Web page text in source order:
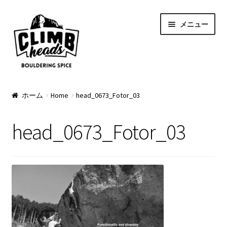
ビ
ゲ
ー
ン
キ
ン
テ
ン
ス
プ
メニュー
Apparel
Bag & Accessory
Custom Charge
ホーム Home head_0673_Fotor_03
head_0673_Fotor_03